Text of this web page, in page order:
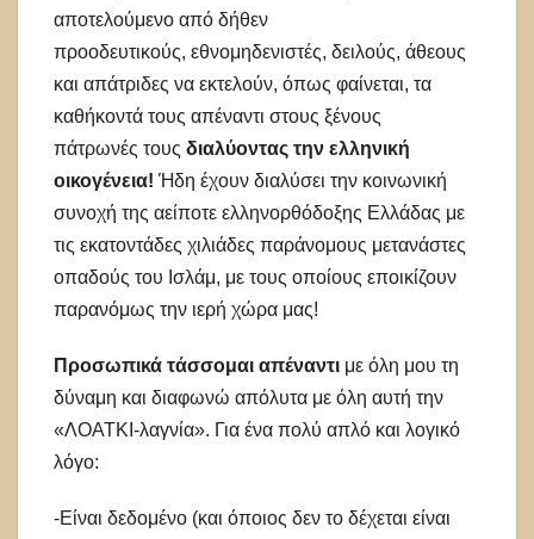
αποτελούμενο από δήθεν
προοδευτικούς, εθνομηδενιστές, δειλούς, άθεους
και απάτριδες να εκτελούν, όπως φαίνεται, τα
καθήκοντά τους απέναντι στους ξένους
πάτρωνές τους διαλύοντας την ελληνική
οικογένεια! Ήδη έχουν διαλύσει την κοινωνική
συνοχή της αείποτε ελληνορθόδοξης Ελλάδας με
τις εκατοντάδες χιλιάδες παράνομους μετανάστες
οπαδούς του Ισλάμ, με τους οποίους εποικίζουν
παρανόμως την ιερή χώρα μας!
Προσωπικά τάσσομαι απέναντι με όλη μου τη
δύναμη και διαφωνώ απόλυτα με όλη αυτή την
«ΛΟΑΤΚΙ-λαγνία». Για ένα πολύ απλό και λογικό
λόγο:
-Είναι δεδομένο (και όποιος δεν το δέχεται είναι